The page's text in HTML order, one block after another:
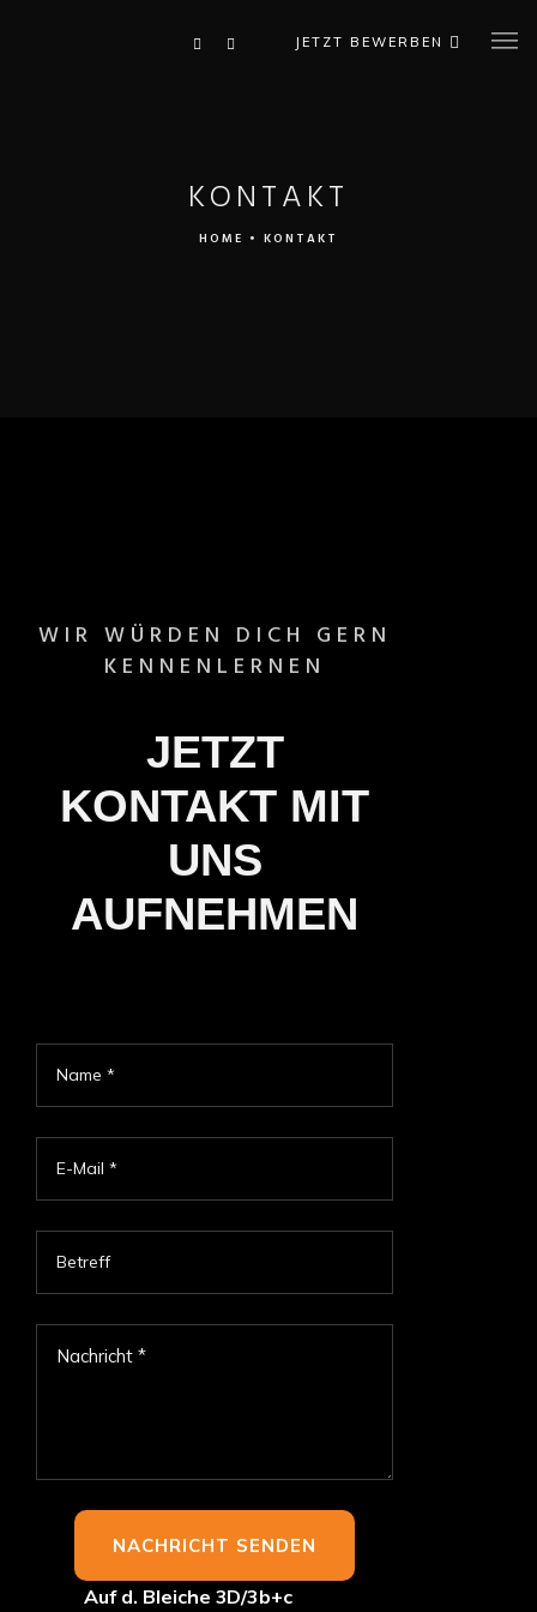
JETZT BEWERBEN
KONTAKT
HOME • KONTAKT
WIR WÜRDEN DICH GERN
KENNENLERNEN
JETZT
KONTAKT MIT
UNS
AUFNEHMEN
Auf d. Bleiche 3D/3b+c